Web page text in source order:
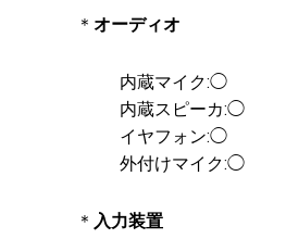
＊ オーディオ
内蔵マイク:◯
内蔵スピーカ:◯
イヤフォン:◯
外付けマイク:◯
＊ 入力装置